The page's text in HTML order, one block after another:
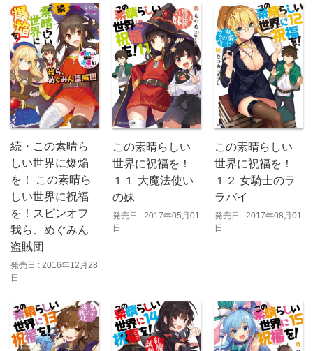
続・この素晴ら
しい世界に爆焔
を！ この素晴ら
しい世界に祝福
を！スピンオフ
我ら、めぐみん
盗賊団
発売日 : 2016年12月28
日
この素晴らしい
世界に祝福を！
１１ 大魔法使い
の妹
発売日 : 2017年05月01
日
この素晴らしい
世界に祝福を！
１２ 女騎士のラ
ラバイ
発売日 : 2017年08月01
日